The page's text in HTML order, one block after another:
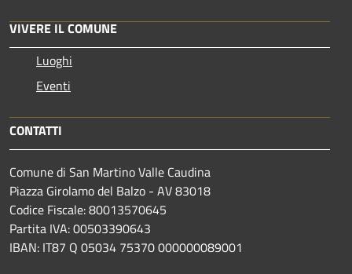
VIVERE IL COMUNE
Luoghi
Eventi
CONTATTI
Comune di San Martino Valle Caudina
Piazza Girolamo del Balzo - AV 83018
Codice Fiscale: 80013570645
Partita IVA: 00503390643
IBAN: IT87 Q 05034 75370 000000089001